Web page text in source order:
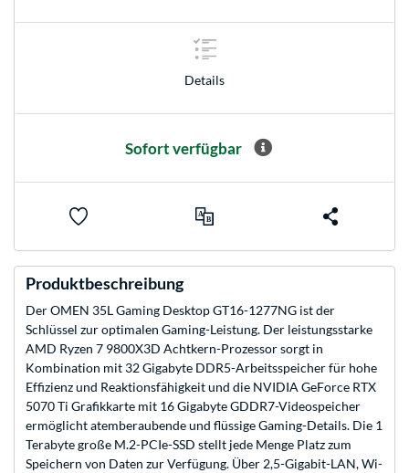
Details
Sofort verfügbar
Produktbeschreibung
Der OMEN 35L Gaming Desktop GT16-1277NG ist der
Schlüssel zur optimalen Gaming-Leistung. Der leistungsstarke
AMD Ryzen 7 9800X3D Achtkern-Prozessor sorgt in
Kombination mit 32 Gigabyte DDR5-Arbeitsspeicher für hohe
Effizienz und Reaktionsfähigkeit und die NVIDIA GeForce RTX
5070 Ti Grafikkarte mit 16 Gigabyte GDDR7-Videospeicher
ermöglicht atemberaubende und flüssige Gaming-Details. Die 1
Terabyte große M.2-PCIe-SSD stellt jede Menge Platz zum
Speichern von Daten zur Verfügung. Über 2,5-Gigabit-LAN, Wi-